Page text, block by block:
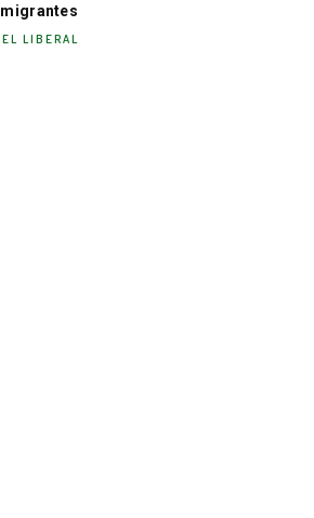
migrantes
EL LIBERAL